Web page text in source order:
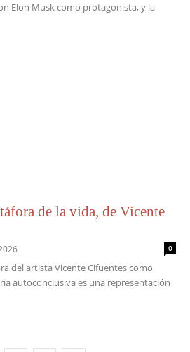
Elon Musk como protagonista, y la
de la vida, de Vicente
0
del artista Vicente Cifuentes como
autoconclusiva es una representación